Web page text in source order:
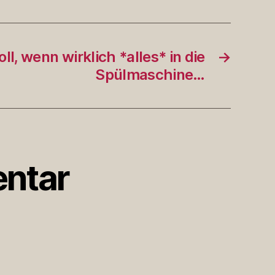
→
wenn wirklich *alles* in die
Spülmaschine…